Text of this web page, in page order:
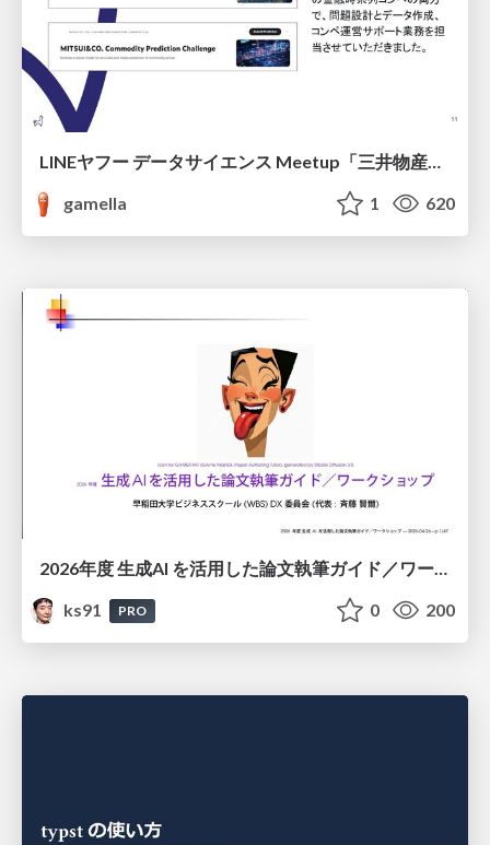
LINEヤフー データサイエンス Meetup「三井物産コモディティ予測チャレンジ」の舞台裏-AlpacaTechパート
gamella
1 620
2026年度 生成AI を活用した論文執筆ガイド／ワークショップ / 2026 Academic Year Guide to Writing Papers Using Generative AI - Workshop
ks91
PRO 0 200